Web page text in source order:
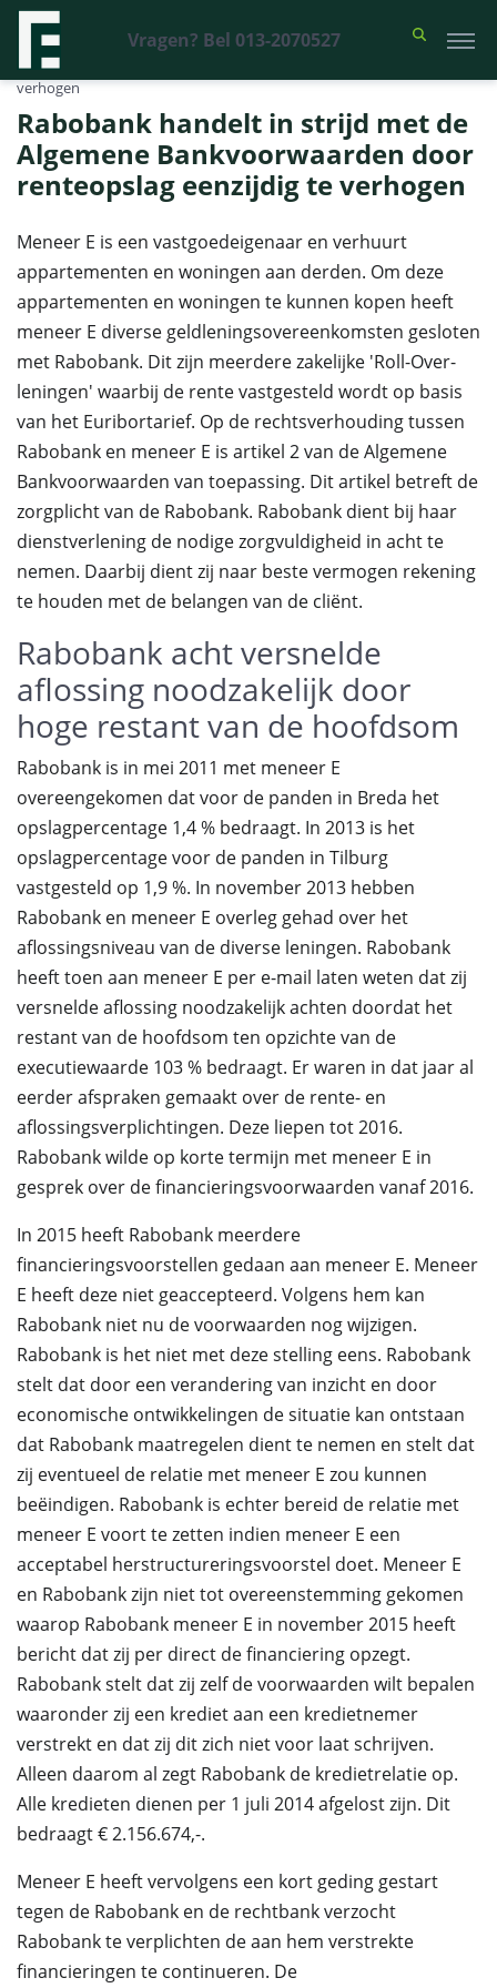
Vragen? Bel 013-2070527
Financieel Recht Advocaten >Uitspraken>Rabobank handelt in strijd
met de Algemene Bankvoorwaarden door renteopslag eenzijdig te
verhogen
Rabobank handelt in strijd met de
Algemene Bankvoorwaarden door
renteopslag eenzijdig te verhogen
Meneer E is een vastgoedeigenaar en verhuurt
appartementen en woningen aan derden. Om deze
appartementen en woningen te kunnen kopen heeft
meneer E diverse geldleningsovereenkomsten gesloten
met Rabobank. Dit zijn meerdere zakelijke 'Roll-Over-
leningen' waarbij de rente vastgesteld wordt op basis
van het Euribortarief. Op de rechtsverhouding tussen
Rabobank en meneer E is artikel 2 van de Algemene
Bankvoorwaarden van toepassing. Dit artikel betreft de
zorgplicht van de Rabobank. Rabobank dient bij haar
dienstverlening de nodige zorgvuldigheid in acht te
nemen. Daarbij dient zij naar beste vermogen rekening
te houden met de belangen van de cliënt.
Rabobank acht versnelde
aflossing noodzakelijk door
hoge restant van de hoofdsom
Rabobank is in mei 2011 met meneer E
overeengekomen dat voor de panden in Breda het
opslagpercentage 1,4 % bedraagt. In 2013 is het
opslagpercentage voor de panden in Tilburg
vastgesteld op 1,9 %. In november 2013 hebben
Rabobank en meneer E overleg gehad over het
aflossingsniveau van de diverse leningen. Rabobank
heeft toen aan meneer E per e-mail laten weten dat zij
versnelde aflossing noodzakelijk achten doordat het
restant van de hoofdsom ten opzichte van de
executiewaarde 103 % bedraagt. Er waren in dat jaar al
eerder afspraken gemaakt over de rente- en
aflossingsverplichtingen. Deze liepen tot 2016.
Rabobank wilde op korte termijn met meneer E in
gesprek over de financieringsvoorwaarden vanaf 2016.
In 2015 heeft Rabobank meerdere
financieringsvoorstellen gedaan aan meneer E. Meneer
E heeft deze niet geaccepteerd. Volgens hem kan
Rabobank niet nu de voorwaarden nog wijzigen.
Rabobank is het niet met deze stelling eens. Rabobank
stelt dat door een verandering van inzicht en door
economische ontwikkelingen de situatie kan ontstaan
dat Rabobank maatregelen dient te nemen en stelt dat
zij eventueel de relatie met meneer E zou kunnen
beëindigen. Rabobank is echter bereid de relatie met
meneer E voort te zetten indien meneer E een
acceptabel herstructureringsvoorstel doet. Meneer E
en Rabobank zijn niet tot overeenstemming gekomen
waarop Rabobank meneer E in november 2015 heeft
bericht dat zij per direct de financiering opzegt.
Rabobank stelt dat zij zelf de voorwaarden wilt bepalen
waaronder zij een krediet aan een kredietnemer
verstrekt en dat zij dit zich niet voor laat schrijven.
Alleen daarom al zegt Rabobank de kredietrelatie op.
Alle kredieten dienen per 1 juli 2014 afgelost zijn. Dit
bedraagt € 2.156.674,-.
Meneer E heeft vervolgens een kort geding gestart
tegen de Rabobank en de rechtbank verzocht
Rabobank te verplichten de aan hem verstrekte
financieringen te continueren. De